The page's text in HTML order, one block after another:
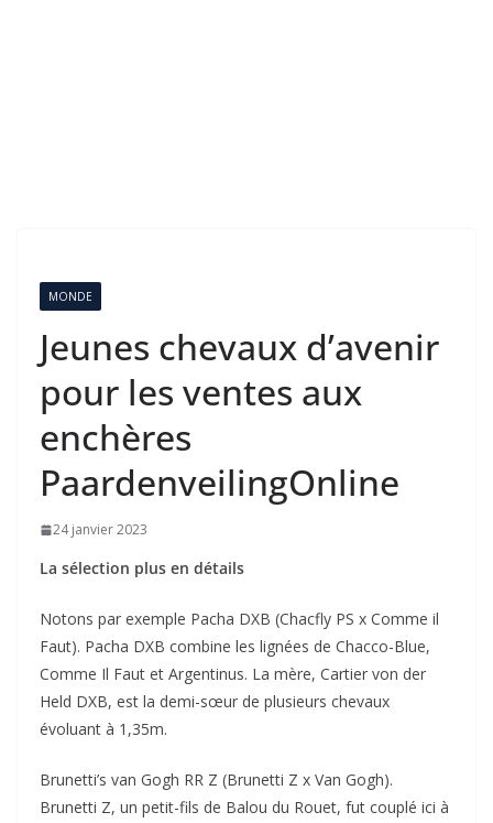
MONDE
Jeunes chevaux d’avenir
pour les ventes aux
enchères
PaardenveilingOnline
24 janvier 2023
La sélection plus en détails
Notons par exemple Pacha DXB (Chacfly PS x Comme il
Faut). Pacha DXB combine les lignées de Chacco-Blue,
Comme Il Faut et Argentinus. La mère, Cartier von der
Held DXB, est la demi-sœur de plusieurs chevaux
évoluant à 1,35m.
Brunetti’s van Gogh RR Z (Brunetti Z x Van Gogh).
Brunetti Z, un petit-fils de Balou du Rouet, fut couplé ici à